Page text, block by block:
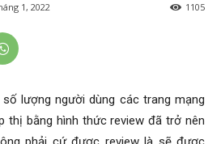
1, 2022 1105
lượng người dùng các trang mạng
thị bằng hình thức review đã trở nên